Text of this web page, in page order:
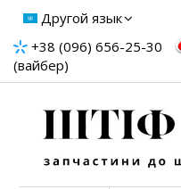
Другой язык
+38 (096) 656-25-30
(вайбер)